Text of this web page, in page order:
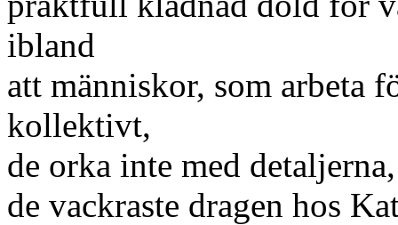
ibland
att människor, som arbeta
kollektivt,
de orka inte med
de vackraste dragen hos